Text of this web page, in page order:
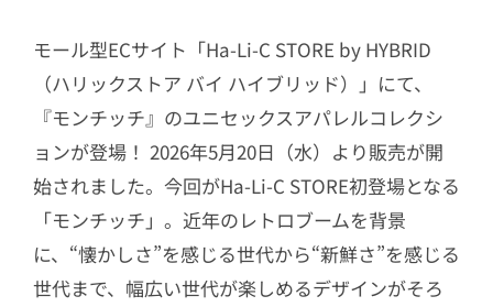
モール型ECサイト「Ha-Li-C STORE by HYBRID
（ハリックストア バイ ハイブリッド）」にて、
『モンチッチ』のユニセックスアパレルコレクシ
ョンが登場！ 2026年5月20日（水）より販売が開
始されました。今回がHa-Li-C STORE初登場となる
「モンチッチ」。近年のレトロブームを背景
に、“懐かしさ”を感じる世代から“新鮮さ”を感じる
世代まで、幅広い世代が楽しめるデザインがそろ